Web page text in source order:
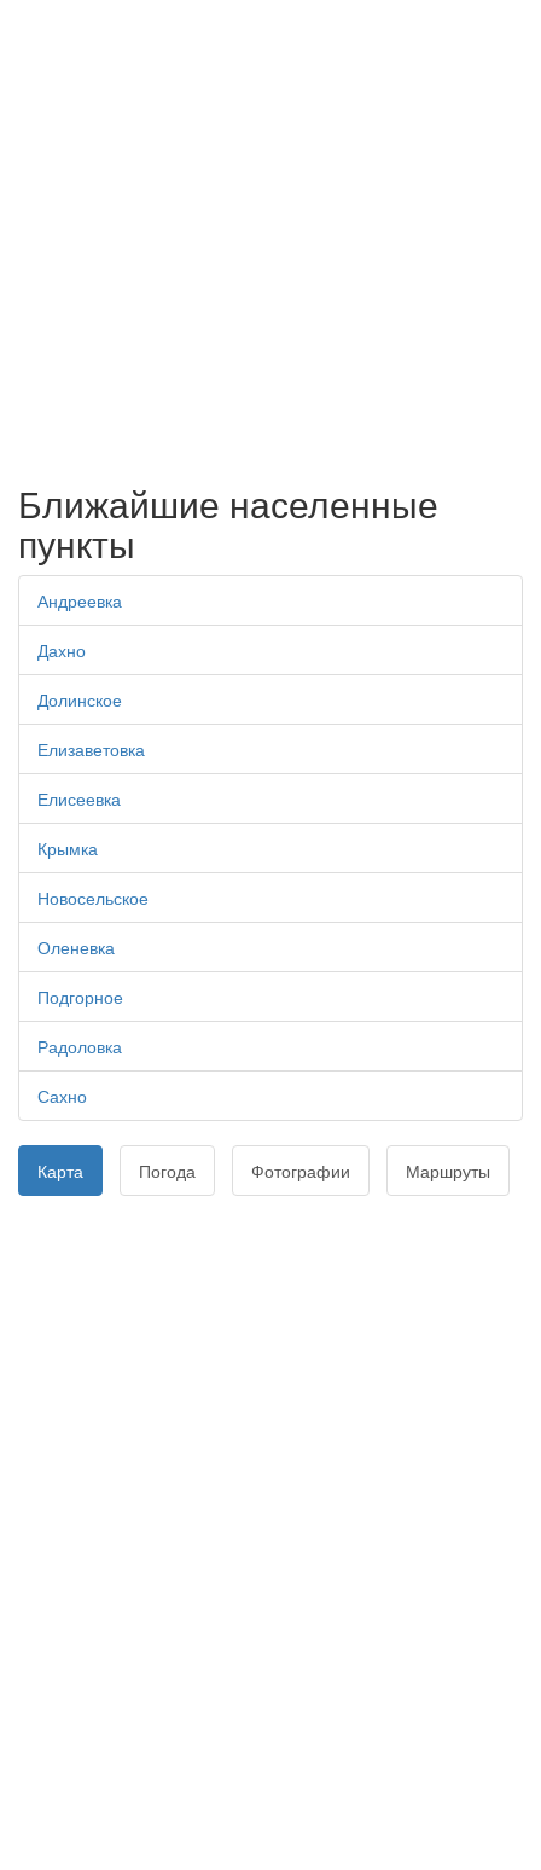
Ближайшие населенные
пункты
Андреевка
Дахно
Долинское
Елизаветовка
Елисеевка
Крымка
Новосельское
Оленевка
Подгорное
Радоловка
Сахно
Карта Погода Фотографии Маршруты